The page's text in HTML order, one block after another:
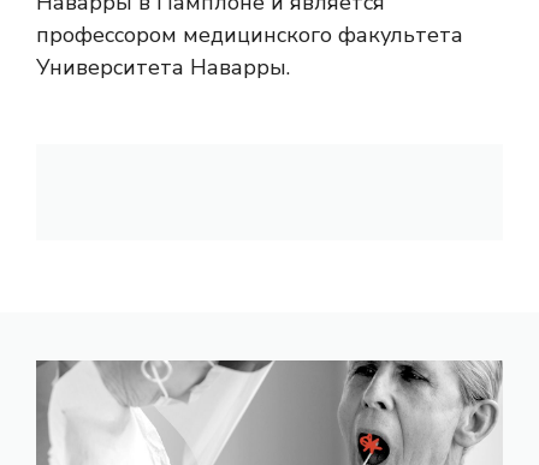
профессором медицинского факультета
Университета Наварры.